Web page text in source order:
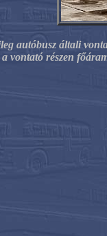
autóbusz általi
vontató részen